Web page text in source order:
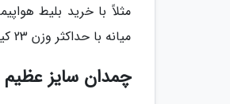
میانه با حداکثر وزن 23 کیلوگرم را با خود به مقصد ببرید.
چمدان سایز عظیم